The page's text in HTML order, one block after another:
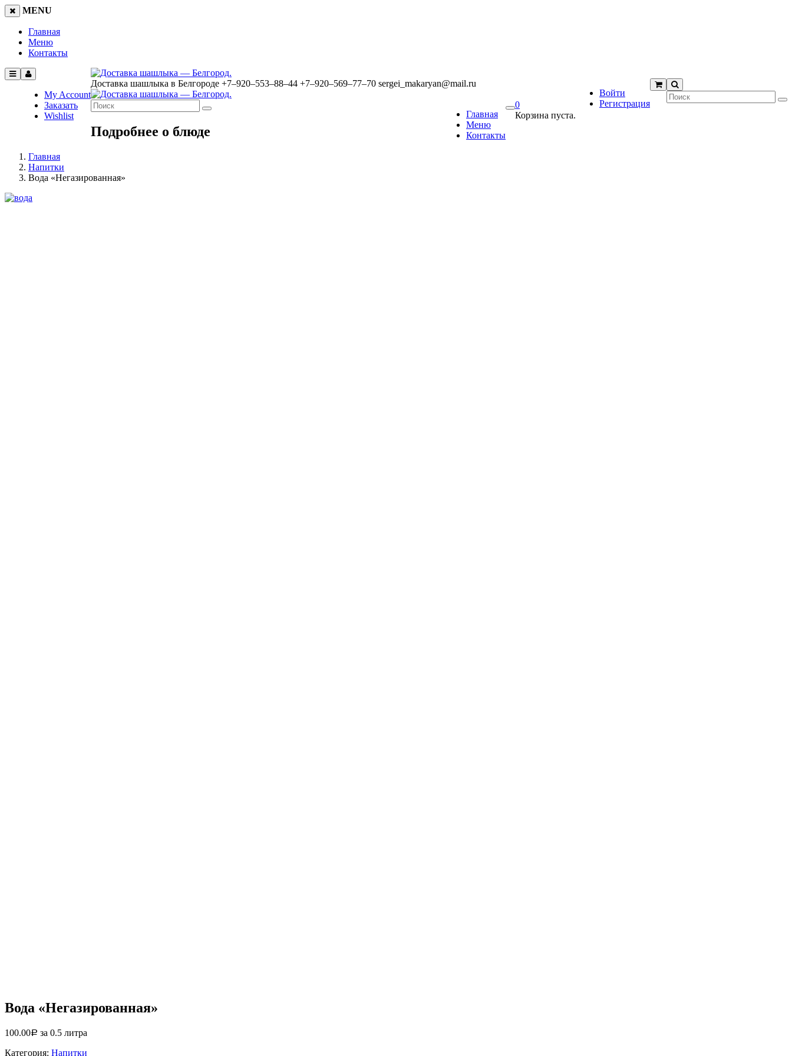
MENU
Главная
Меню
Контакты
My Account
Заказать
Wishlist
Доставка шашлыка в Белгороде +7‒920‒553‒88‒44 +7‒920‒569‒77‒70 sergei_makaryan@mail.ru
Войти
Регистрация
0
Корзина пуста.
Главная
Меню
Контакты
Подробнее о блюде
Главная
Напитки
Вода «Негазированная»
Вода «Негазированная»
100.00Р за 0.5 литра
Категория: Напитки